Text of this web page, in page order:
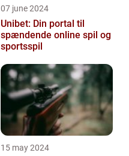
07 june 2024
Unibet: Din portal til
spændende online spil og
sportsspil
15 may 2024